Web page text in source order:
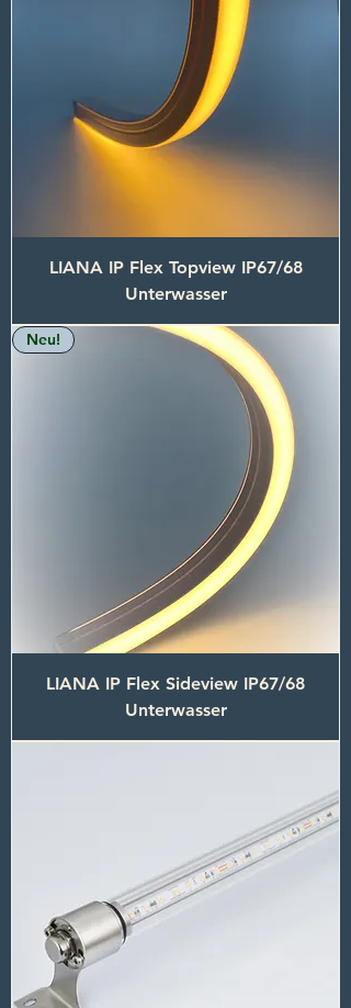
LIANA IP Flex Topview IP67/68
Unterwasser
Neu!
LIANA IP Flex Sideview IP67/68
Unterwasser